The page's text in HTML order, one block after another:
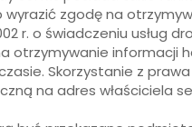
zgodę na
r. o świadczeniu usług
otrzymywanie
Skorzystanie z
na adres właściciela